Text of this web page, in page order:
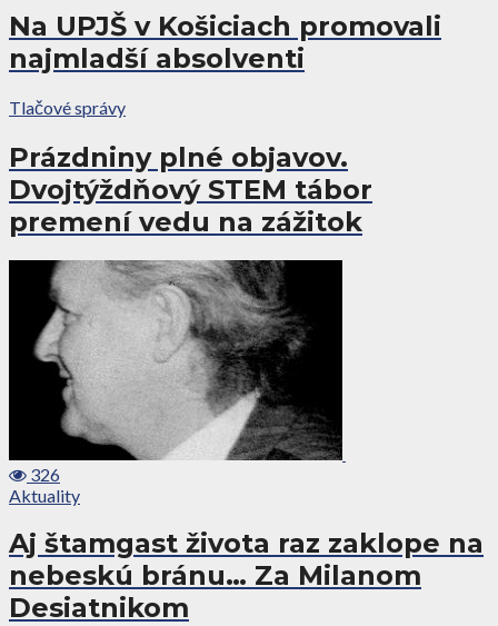
Na UPJŠ v Košiciach promovali
najmladší absolventi
Tlačové správy
Prázdniny plné objavov.
Dvojtýždňový STEM tábor
premení vedu na zážitok
326
Aktuality
Aj štamgast života raz zaklope na
nebeskú bránu… Za Milanom
Desiatnikom